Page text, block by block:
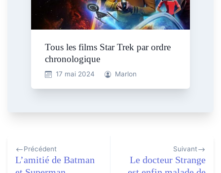
Tous les films Star Trek par ordre
chronologique
17 mai 2024 Marlon
de
Précédent
L’amitié de Batman
Suivant
Le docteur Strange